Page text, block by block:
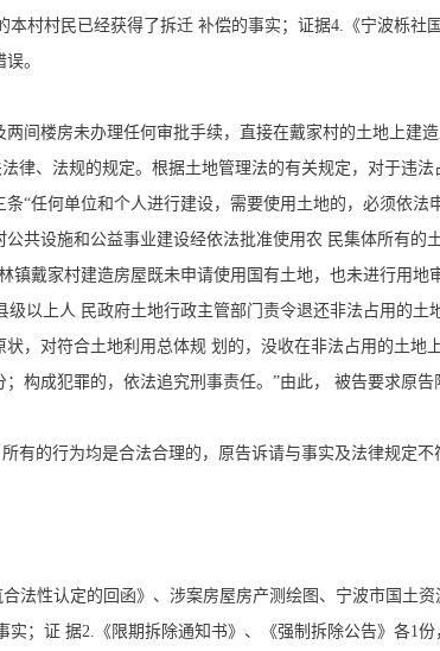
村村民已经获得了拆迁 补偿的事实；证据4.《宁波栎
。
间楼房未办理任何审批手续，直接在戴家村的土地上建
律、法规的规定。根据土地管理法的有关规定，对于违
“任何单位和个人进行建设，需要使用土地的，必须依
共设施和公益事业建设经依法批准使用农 民集体所有
镇戴家村建造房屋既未申请使用国有土地，也未进行用
以上人 民政府土地行政主管部门责令退还非法占用的土
，对符合土地利用总体规 划的，没收在非法占用的土
构成犯罪的，依法追究刑事责任。”由此， 被告要求原告
有的行为均是合法合理的，原告诉请与事实及法律规定
法性认定的回函》、涉案房屋房产测绘图、宁波市国土
；证 据2.《限期拆除通知书》、《强制拆除公告》各1